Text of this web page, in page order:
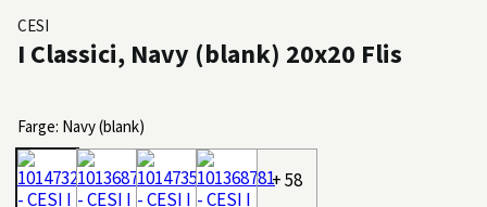
CESI
I Classici, Navy (blank) 20x20 Flis
Farge: Navy (blank)
+ 58